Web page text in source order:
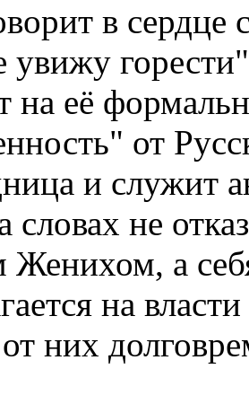
в
увижу
на её
от
и служит
не
Женихом, а
на
них